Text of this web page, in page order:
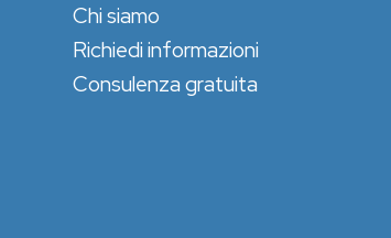
Chi siamo
Richiedi informazioni
Consulenza gratuita